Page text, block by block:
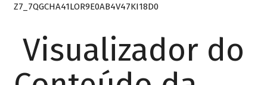
Z7_7QGCHA41LOR9E0AB4V47KI18D0
Visualizador do